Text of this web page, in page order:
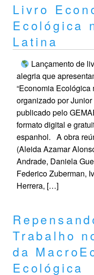
Livro
Ecológica
Latina
Lançamento de
alegria que
“Economia Ecológica
organizado por
publicado pelo
formato digital e
espanhol. A obra
(Aleida Azamar
Andrade, Daniela
Federico Zuberman,
Herrera, […]
Trabalho
da
Ecológica